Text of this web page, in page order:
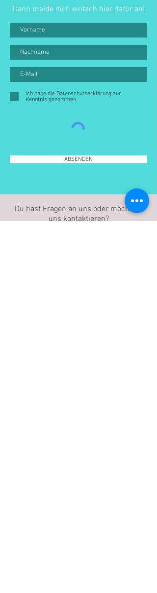
Dann melde dich einfach hier dafür an!
Ich habe die Datenschutzerklärung zur
Kenntnis genommen.
ABSENDEN
Du hast Fragen an uns oder möchtest
uns kontaktieren?